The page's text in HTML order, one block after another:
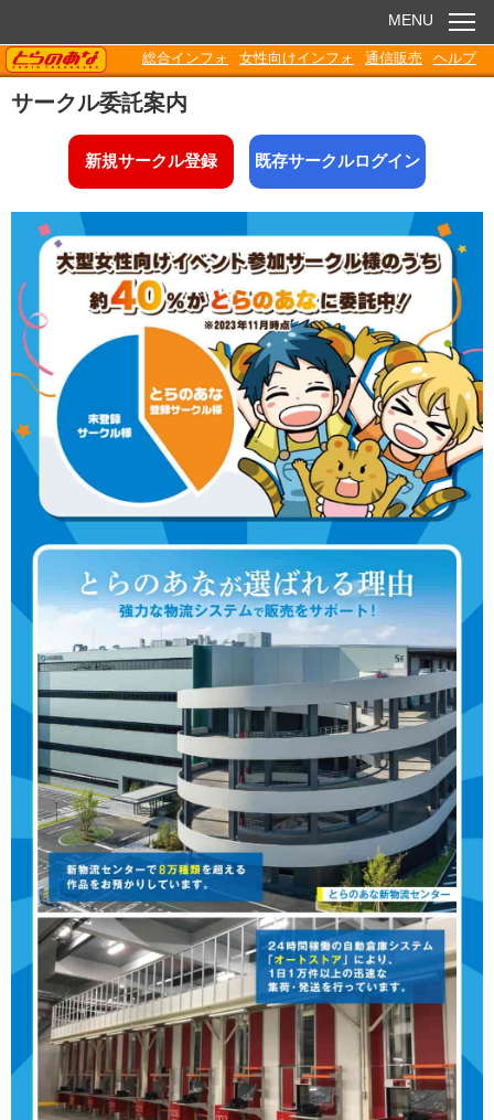
お知らせ
電子書籍
Q&A
各種ダウンロード
MENU
TORANOANA
総合インフォ 女性向けインフォ 通信販売 ヘルプ
サークル委託案内
新規サークル登録 既存サークルログイン